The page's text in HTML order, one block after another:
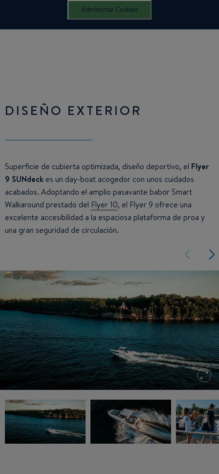
Administrar Cookies
DISEÑO EXTERIOR
Superficie de cubierta optimizada, diseño deportivo, el Flyer
9 SUNdeck es un day-boat acogedor con unos cuidados
acabados. Adoptando el amplio pasavante babor Smart
Walkaround prestado del Flyer 10, el Flyer 9 ofrece una
excelente accesibilidad a la espaciosa plataforma de proa y
una gran seguridad de circulación.